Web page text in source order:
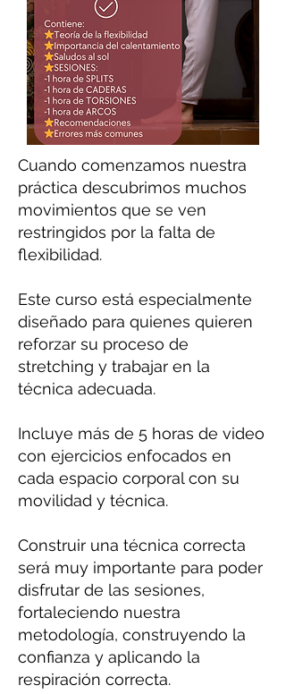
Cuando comenzamos nuestra
práctica descubrimos muchos
movimientos que se ven
restringidos por la falta de
flexibilidad.
Este curso está especialmente
diseñado para quienes quieren
reforzar su proceso de
stretching y trabajar en la
técnica adecuada.
Incluye más de 5 horas de video
con ejercicios enfocados en
cada espacio corporal con su
movilidad y técnica.
Construir una técnica correcta
será muy importante para poder
disfrutar de las sesiones,
fortaleciendo nuestra
metodología, construyendo la
confianza y aplicando la
respiración correcta.